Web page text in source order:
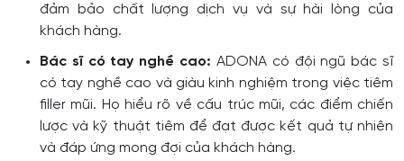
đảm bảo chất lượng dịch vụ và sự hài lòng của
khách hàng.
Bác sĩ có tay nghề cao: ADONA có đội ngũ bác sĩ
có tay nghề cao và giàu kinh nghiệm trong việc tiêm
filler mũi. Họ hiểu rõ về cấu trúc mũi, các điểm chiến
lược và kỹ thuật tiêm để đạt được kết quả tự nhiên
và đáp ứng mong đợi của khách hàng.